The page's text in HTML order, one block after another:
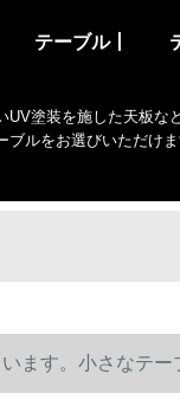
テーブル丨
塗装を施した天板な
ルをお選びいただけま
ます。小さなテ